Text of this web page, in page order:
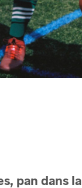
pan dans la